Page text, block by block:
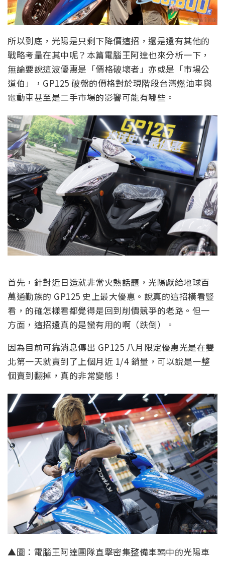
所以到底，光陽是只剩下降價這招，還是還有其他的
戰略考量在其中呢？本篇電腦王阿達也來分析一下，
無論要說這波優惠是「價格破壞者」亦或是「市場公
道伯」，GP125 破盤的價格對於現階段台灣燃油車與
電動車甚至是二手市場的影響可能有哪些。
首先，針對近日造就非常火熱話題，光陽獻給地球百
萬通勤族的 GP125 史上最大優惠。說真的這招橫看豎
看，的確怎樣看都覺得是回到削價競爭的老路。但一
方面，這招還真的是蠻有用的啊（跌倒）。
因為目前可靠消息傳出 GP125 八月限定優惠光是在雙
北第一天就賣到了上個月近 1/4 銷量，可以說是一整
個賣到翻掉，真的非常變態！
▲圖：電腦王阿達團隊直擊密集整備車輛中的光陽車